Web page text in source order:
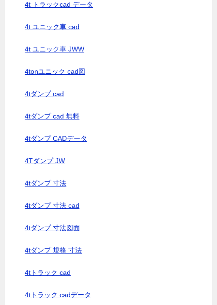
4t トラックcad データ
4t ユニック車 cad
4t ユニック車 JWW
4tonユニック cad図
4tダンプ cad
4tダンプ cad 無料
4tダンプ CADデータ
4Tダンプ JW
4tダンプ 寸法
4tダンプ 寸法 cad
4tダンプ 寸法図面
4tダンプ 規格 寸法
4tトラック cad
4tトラック cadデータ